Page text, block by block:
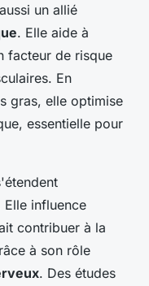
un allié
. Elle aide à
facteur de risque
En
gras, elle optimise
essentielle pour
Elle influence
contribuer à la
à son rôle
. Des études